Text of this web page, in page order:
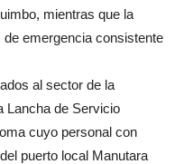
mientras que la
emergencia consistente
al sector de la
Lancha de Servicio
cuyo personal con
puerto local Manutara